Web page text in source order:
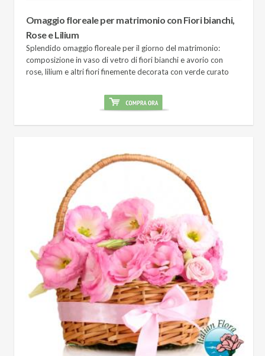
Omaggio floreale per matrimonio con Fiori bianchi,
Rose e Lilium
Splendido omaggio floreale per il giorno del matrimonio:
composizione in vaso di vetro di fiori bianchi e avorio con
rose, lilium e altri fiori finemente decorata con verde curato